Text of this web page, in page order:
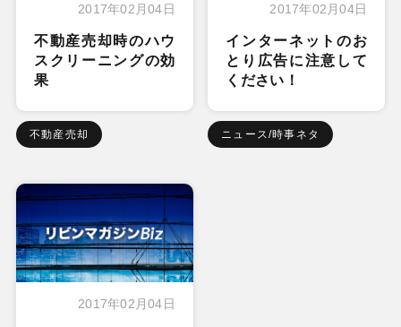
2017年02月04日
不動産売却時のハウ
スクリーニングの効
果
不動産売却
2017年02月04日
インターネットのお
とり広告に注意して
ください！
ニュース/時事ネタ
2017年02月04日